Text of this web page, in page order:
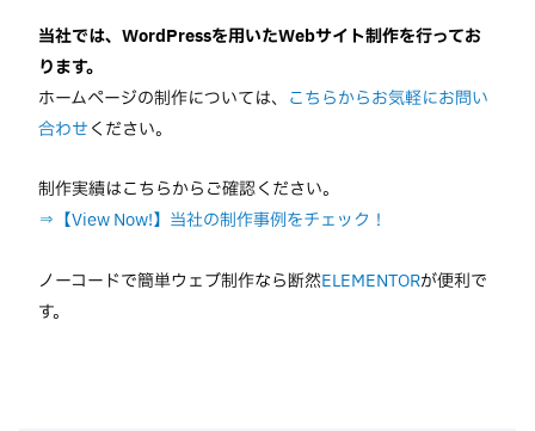
当社では、WordPressを用いたWebサイト制作を行ってお
ります。
ホームページの制作については、 こちらからお気軽にお問い
合わせください。
制作実績はこちらからご確認ください。
⇒【View Now!】当社の制作事例をチェック！
ノーコードで簡単ウェブ制作なら断然ELEMENTORが便利で
す。